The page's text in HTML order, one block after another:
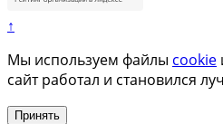
↑
Мы используем файлы cookie
сайт работал и становился
Принять